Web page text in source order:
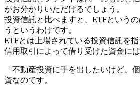
がお分かりいただけるでしょう。
投資信託と比べますと、ETFという
うというわけです。
ETFとは上場されている投資信託を
信用取引によって借り受けた資金に
「不動産投資に手を出したいけど
資なのです。